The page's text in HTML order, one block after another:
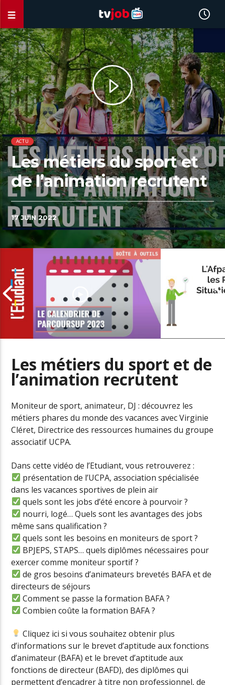
ACTU
Les métiers du sport et
de l’animation recrutent
17 JUIN 2022
L’offre de
Les métiers du sport et de
l’animation recrutent
Moniteur de sport, animateur, DJ : découvrez les
métiers phares du monde des vacances avec Virginie
Cléret, Directrice des ressources humaines du groupe
associatif UCPA.
Dans cette vidéo de l’Etudiant, vous retrouverez :
présentation de l’UCPA, association spécialisée
dans les vacances sportives de plein air
quels sont les jobs d’été encore à pourvoir ?
nourri, logé… Quels sont les avantages des jobs
même sans qualification ?
quels sont les besoins en moniteurs de sport ?
BPJEPS, STAPS… quels diplômes nécessaires pour
exercer comme moniteur sportif ?
de gros besoins d’animateurs brevetés BAFA et de
directeurs de séjours
Comment se passe la formation BAFA ?
Combien coûte la formation BAFA ?
Cliquez ici si vous souhaitez obtenir plus
d’informations sur le brevet d’aptitude aux fonctions
d’animateur (BAFA) et le brevet d’aptitude aux
fonctions de directeur (BAFD), des diplômes qui
permettent d’encadrer à titre non professionnel, de